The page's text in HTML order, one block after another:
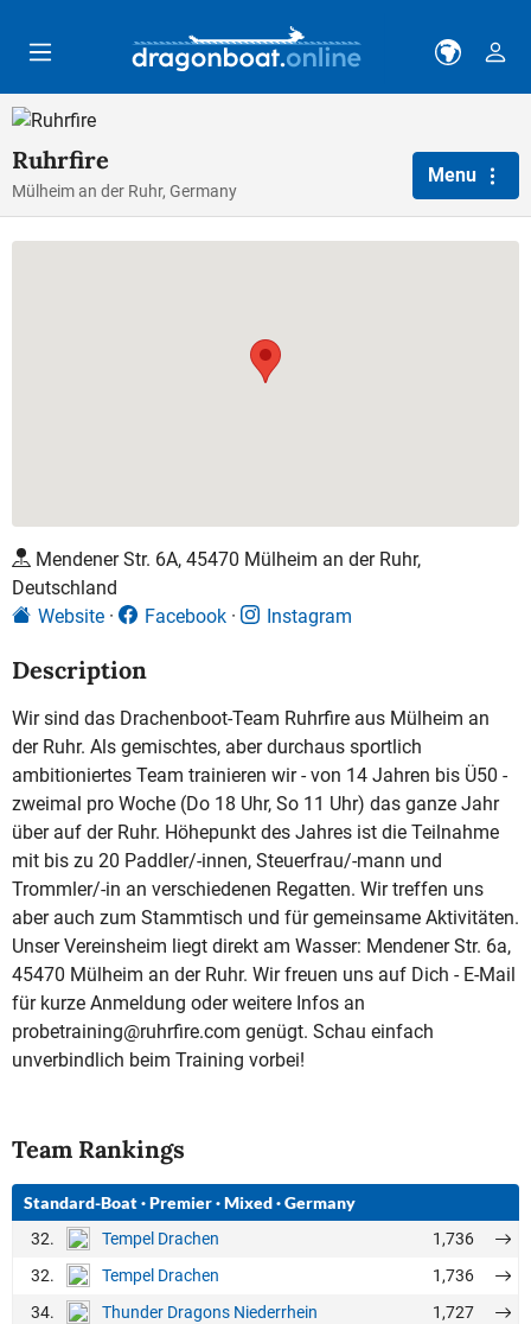
Ruhrfire
Mülheim an der Ruhr, Germany
Menu
Description
Wir sind das Drachenboot-Team Ruhrfire aus Mülheim an
der Ruhr. Als gemischtes, aber durchaus sportlich
ambitioniertes Team trainieren wir - von 14 Jahren bis Ü50 -
zweimal pro Woche (Do 18 Uhr, So 11 Uhr) das ganze Jahr
über auf der Ruhr. Höhepunkt des Jahres ist die Teilnahme
mit bis zu 20 Paddler/-innen, Steuerfrau/-mann und
Trommler/-in an verschiedenen Regatten. Wir treffen uns
aber auch zum Stammtisch und für gemeinsame Aktivitäten.
Unser Vereinsheim liegt direkt am Wasser: Mendener Str. 6a,
45470 Mülheim an der Ruhr. Wir freuen uns auf Dich - E-Mail
für kurze Anmeldung oder weitere Infos an
probetraining@ruhrfire.com genügt. Schau einfach
unverbindlich beim Training vorbei!
Team Rankings
Standard-Boat·Premier·Mixed·Germany
32. Tempel Drachen
1,736
32.
Tempel Drachen
1,736
34.
Thunder Dragons Niederrhein
1,727
Mendener Str. 6A, 45470 Mülheim an der Ruhr,
Deutschland
Website
Facebook Instagram